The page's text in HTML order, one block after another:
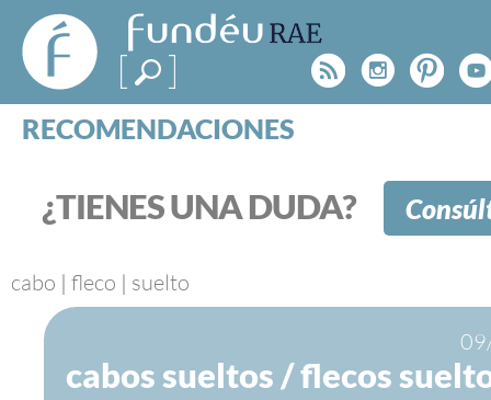
FundéuRAE
- Fundación
del Español
Urgente
Rss
RECOMENDACIONES
CATEGORÍAS
ESPECIALES
BLOG
NOTICIAS
SOBRE LA FUNDÉURAE
FundéuRAE es una fundación patrocinada por la
¿TIENES UNA DUDA?
cabo | fleco | suelto
cabos sueltos / flecos